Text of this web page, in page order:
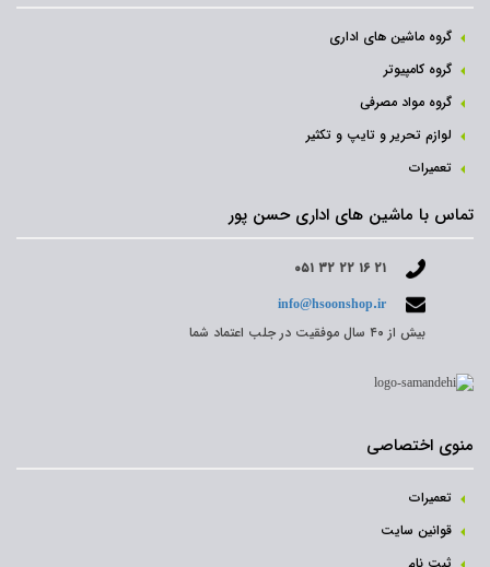
گروه ماشین های اداری
گروه کامپیوتر
گروه مواد مصرفی
لوازم تحریر و تایپ و تکثیر
تعمیرات
تماس با ماشین های اداری حسن پور
۰۵۱ ۳۲ ۲۲ ۱۶ ۲۱
info@hsoonshop.ir
بیش از ۴۰ سال موفقیت در جلب اعتماد شما
منوی اختصاصی
تعمیرات
قوانین سایت